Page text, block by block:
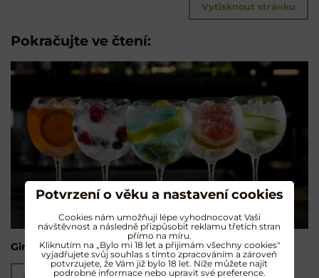
Vytisknout stránku
Pokračujte ve čtení:
Gin & Tonic
Potvrzení o věku a nastavení cookies
Cookies nám umožňují lépe vyhodnocovat Vaši
návštěvnost a následně přizpůsobit reklamu třetích stran
přímo na míru.
Kliknutím na „Bylo mi 18 let a přijimám všechny cookies"
vyjadřujete svůj souhlas s tímto zpracováním a zároveň
potvrzujete, že Vám již bylo 18 let. Níže můžete najít
podrobné informace nebo upravit své preference.